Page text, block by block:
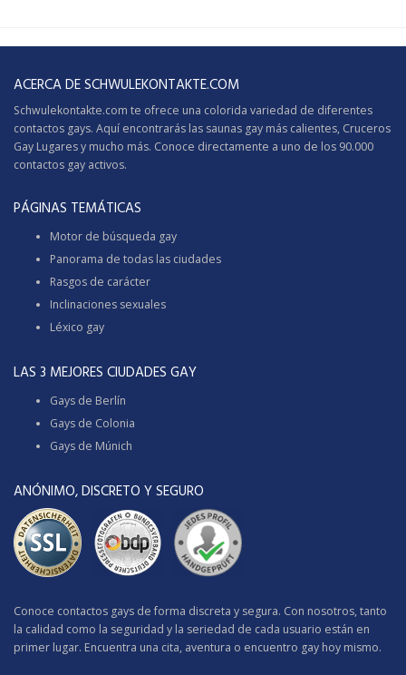
ACERCA DE SCHWULEKONTAKTE.COM
Schwulekontakte.com te ofrece una colorida variedad de diferentes
contactos gays. Aquí encontrarás las saunas gay más calientes, Cruceros
Gay Lugares y mucho más. Conoce directamente a uno de los 90.000
contactos gay activos.
PÁGINAS TEMÁTICAS
Motor de búsqueda gay
Panorama de todas las ciudades
Rasgos de carácter
Inclinaciones sexuales
Léxico gay
LAS 3 MEJORES CIUDADES GAY
Gays de Berlín
Gays de Colonia
Gays de Múnich
ANÓNIMO, DISCRETO Y SEGURO
Conoce contactos gays de forma discreta y segura. Con nosotros, tanto
la calidad como la seguridad y la seriedad de cada usuario están en
primer lugar. Encuentra una cita, aventura o encuentro gay hoy mismo.